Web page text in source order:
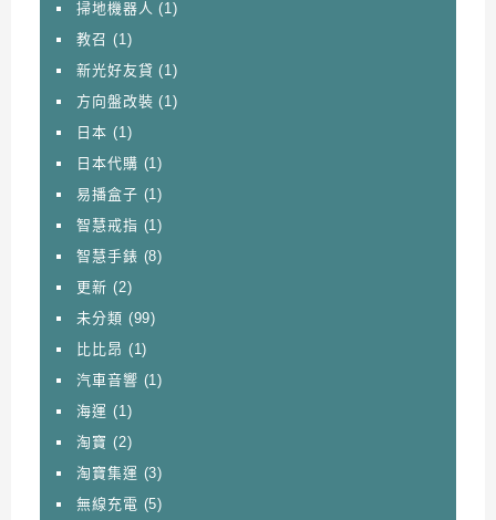
掃地機器人 (1)
教召 (1)
新光好友貸 (1)
方向盤改裝 (1)
日本 (1)
日本代購 (1)
易播盒子 (1)
智慧戒指 (1)
智慧手錶 (8)
更新 (2)
未分類 (99)
比比昂 (1)
汽車音響 (1)
海運 (1)
淘寶 (2)
淘寶集運 (3)
無線充電 (5)